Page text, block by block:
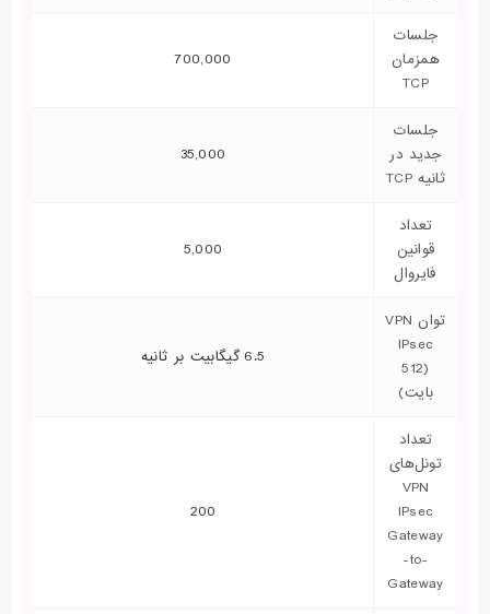
جلسات
همزمان
TCP
700,000
جلسات
جدید در
ثانیه TCP
35,000
تعداد
قوانین
فایروال
5,000
توان VPN
IPsec
(512
بایت)
6.5 گیگابیت بر ثانیه
تعداد
تونل‌های
VPN
IPsec
Gateway
-to-
Gateway
200